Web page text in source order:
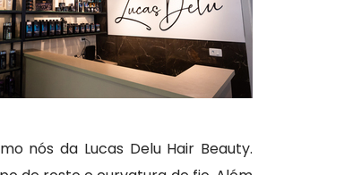
nós da Lucas Delu Hair Beauty.